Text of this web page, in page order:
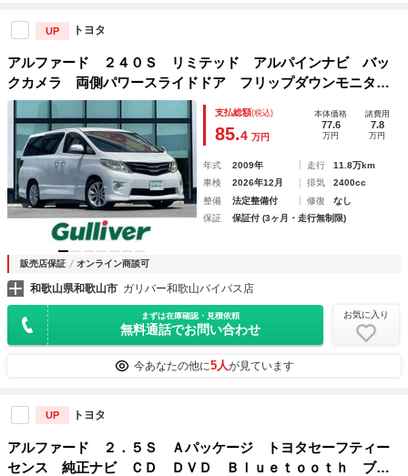
UP トヨタ
アルファード ２４０Ｓ リミテッド アルパインナビ バッ
クカメラ 両側パワースライドドア フリップダウンモニタ
ー プッシュスタート 社外ステアリングホイール ステアリ
ングスイッチ ＷＡＣ オットマン
支払総額(税込)
85.4 万円
本体価格
77.6
万円
諸費用
7.8
万円
年式 2009年 走行
11.8万km
車検
2026年12月 排気
2400cc
整備
法定整備付 修復
なし
保証
保証付 (3ヶ月・走行無制限)
販売店保証 オンライン商談可
和歌山県和歌山市 ガリバー和歌山バイパス店
まずは在庫確認・見積依頼
無料通話でお問い合わせ
お気に入り
今あなたの他に5人が見ています
UP トヨタ
アルファード ２．５Ｓ Ａパッケージ トヨタセーフティー
センス 純正ナビ ＣＤ ＤＶＤ Ｂｌｕｅｔｏｏｔｈ ブラ